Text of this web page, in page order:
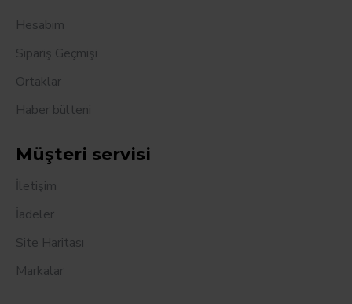
Hesabım
Sipariş Geçmişi
Ortaklar
Haber bülteni
Müşteri servisi
İletişim
İadeler
Site Haritası
Markalar